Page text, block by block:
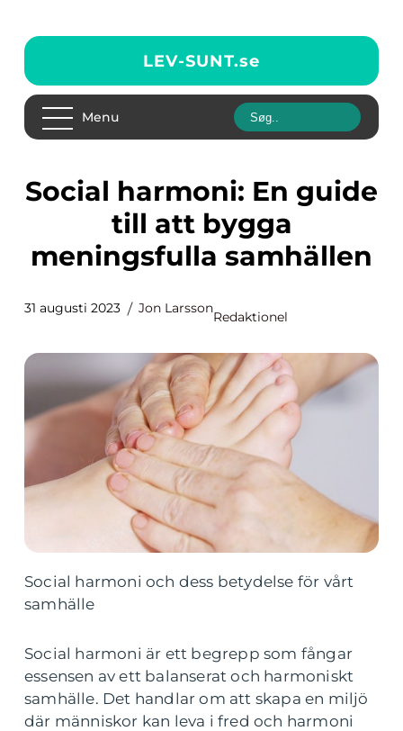
LEV-SUNT.se
Menu
Social harmoni: En guide
till att bygga
meningsfulla samhällen
31 augusti 2023 Jon Larsson
Redaktionel
Social harmoni och dess betydelse för vårt
samhälle
Social harmoni är ett begrepp som fångar
essensen av ett balanserat och harmoniskt
samhälle. Det handlar om att skapa en miljö
där människor kan leva i fred och harmoni